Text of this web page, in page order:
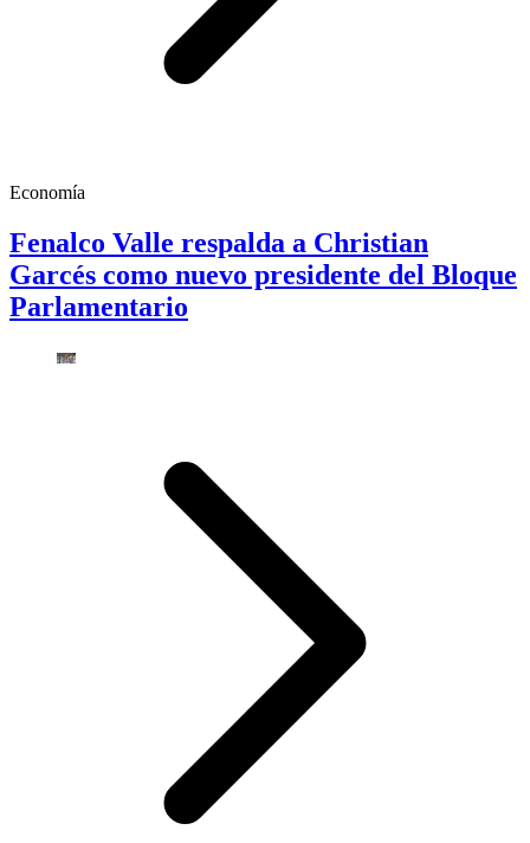
Economía
Fenalco Valle respalda a Christian
Garcés como nuevo presidente del Bloque
Parlamentario